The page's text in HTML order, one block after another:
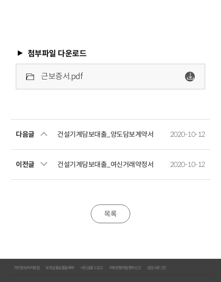
첨부파일 다운로드
근보증서.pdf
다음글 건설기계담보대출_양도담보계약서 2020-10-12
이전글 건설기계담보대출_여신거래약정서 2020-10-12
목록
개인정보처리방침 보호금융상품등록부 서민금융 1332 저축은행위법행위신고 상담사로그인